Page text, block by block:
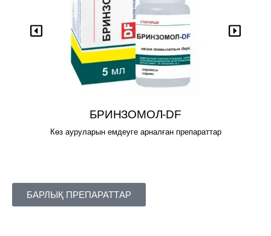
Көру
ДОРТИМОЛ-DF
Көз ауруларын емдеуге арналған препараттар
БАРЛЫҚ ПРЕПАРАТТАР